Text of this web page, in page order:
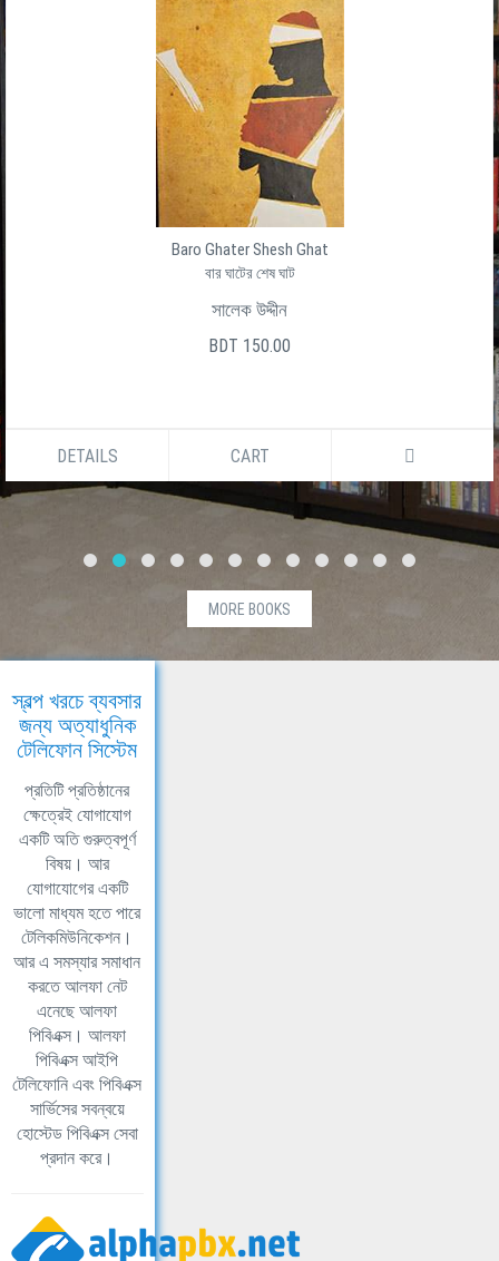
Baro Ghater Shesh Ghat
বার ঘাটের শেষ ঘাট
সালেক উদ্দীন
BDT 150.00
DETAILS CART
MORE BOOKS
স্বল্প খরচে ব্যবসার
জন্য অত্যাধুনিক
টেলিফোন সিস্টেম
প্রতিটি প্রতিষ্ঠানের
ক্ষেত্রেই যোগাযোগ
একটি অতি গুরুত্বপূর্ণ
বিষয়। আর
যোগাযোগের একটি
ভালো মাধ্যম হতে পারে
টেলিকমিউনিকেশন।
আর এ সমস্যার সমাধান
করতে আলফা নেট
এনেছে আলফা
পিবিএক্স। আলফা
পিবিএক্স আইপি
টেলিফোনি এবং পিবিএক্স
সার্ভিসের সবন্বয়ে
হোস্টেড পিবিএক্স সেবা
প্রদান করে।